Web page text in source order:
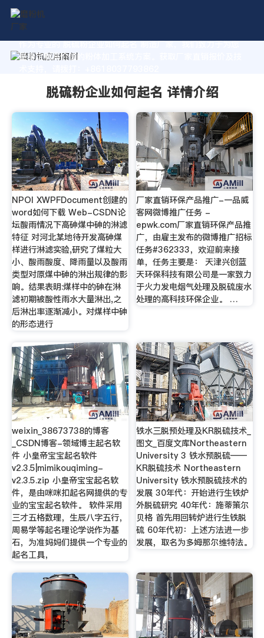
作为专业的 脱硫粉企业如何起名 制造厂家，我们致力于为您
量身定制高价值的粉体加工系统方案。获取厂家直销报价及技
脱硫粉企业如何起名 详情介绍
NPOI XWPFDocument创建的
word如何下载 Web-CSDN论
坛酸雨情况下高砷煤中砷的淋滤
特征 对河北某地待开发高砷煤
样进行淋滤实验,研究了煤粒大
小、酸雨酸度、降雨量以及酸雨
类型对原煤中砷的淋出规律的影
响。结果表明:煤样中的砷在淋
滤初期被酸性雨水大量淋出,之
后淋出率逐渐减小。对煤样中砷
的形态进行
厂家直销环保产品推广-一品威
客网微博推广任务 -
epwk.com厂家直销环保产品推
广，由雇主发布的微博推广招标
任务#362333，欢迎前来接
单，任务主要是： 天津兴创蓝
天环保科技有限公司是一家致力
于火力发电烟气处理及脱硫废水
处理的高科技环保企业。 …
weixin_38673738的博客
_CSDN博客-领域博主起名软
件 小皇帝宝宝起名软件
v2.3.5|mimikouqiming-
v2.3.5.zip 小皇帝宝宝起名软
件，是由咪咪扣起名网提供的专
业的宝宝起名软件。 软件采用
三才五格数理，生辰八字五行，
周易学等起名理论学说作为基
石，为准妈妈们提供一个专业的
起名工具，
铁水三脱预处理及KR脱硫技术_
图文_百度文库Northeastern
University 3 铁水预脱硫——
KR脱硫技术 Northeastern
University 铁水预脱硫技术的
发展 30年代：开始进行生铁炉
外脱硫研究 40年代：施蒂策尔
贝格 首先用回转炉进行生铁脱
硫 60年代初：上述方法进一步
发展，取名为多姆那尔维特法。